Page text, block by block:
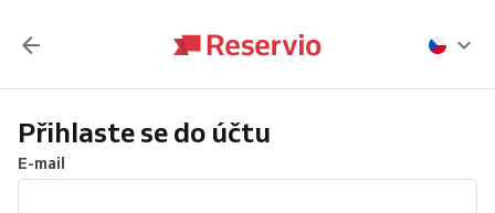
Přihlaste se do účtu
E-mail